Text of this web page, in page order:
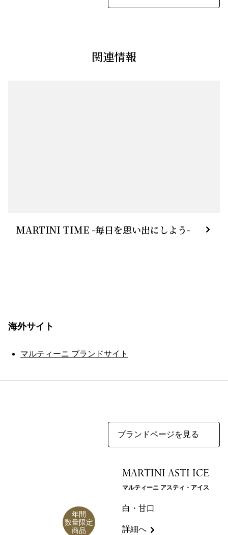
関連情報
MARTINI TIME -毎日を思い出にしよう-
海外サイト
マルティーニ ブランドサイト
ブランドページを見る
年間
数量限定
商品
MARTINI ASTI ICE
マルティーニ アスティ・アイス
白・甘口
詳細へ